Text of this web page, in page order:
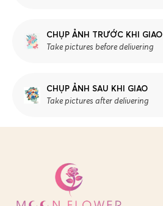
CHỤP ẢNH TRƯỚC KHI GIAO
Take pictures before delivering
CHỤP ẢNH SAU KHI GIAO
Take pictures after delivering